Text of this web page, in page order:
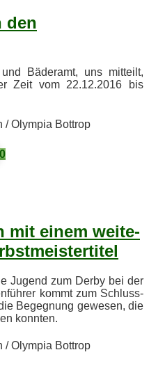
den
Bä­der­amt, uns mit­teilt,
Zeit vom 22.12.2016 bis
/ Olym­pia Bottrop
0
mit ei­nem wei­te­
Ju­gend zum Der­by bei der
kommt zum Schluss­
Be­geg­nung ge­we­sen, die
konnten.
/ Olym­pia Bottrop